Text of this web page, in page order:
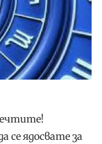
се ядосвате за